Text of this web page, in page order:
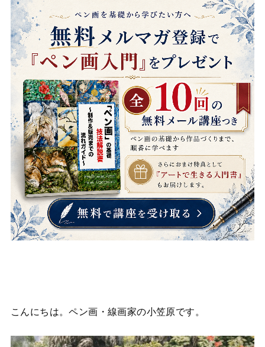
こんにちは。ペン画・線画家の小笠原です。